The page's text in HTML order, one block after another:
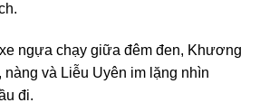
ngựa chạy giữa đêm đen, Khương
và Liễu Uyên im lặng nhìn
đi.